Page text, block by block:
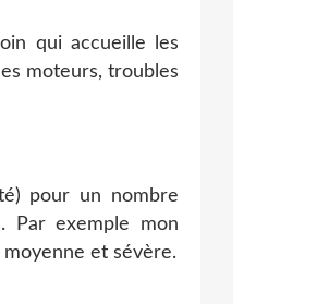
qui accueille les
moteurs, troubles
pour un nombre
Par exemple mon
et sévère.